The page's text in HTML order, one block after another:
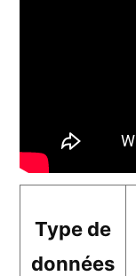
Type de
données